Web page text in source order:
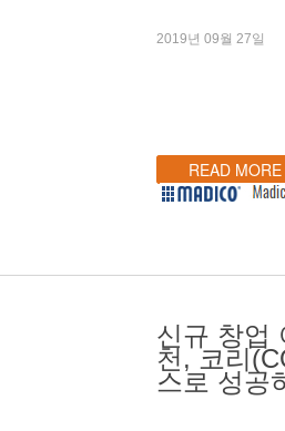
2019년 09월 27일
READ MORE
신규 창업
천, 코리
스로 성공